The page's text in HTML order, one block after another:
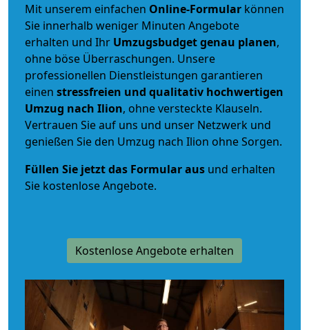
Mit unserem einfachen Online-Formular können
Sie innerhalb weniger Minuten Angebote
erhalten und Ihr Umzugsbudgetgenau planen,
ohne böse Überraschungen. Unsere
professionellen Dienstleistungen garantieren
einen stressfreien und qualitativ hochwertigen
Umzug nach Ilion, ohne versteckte Klauseln.
Vertrauen Sie auf uns und unser Netzwerk und
genießen Sie den Umzug nach Ilion ohne Sorgen.
Füllen Sie jetzt das Formular aus und erhalten
Sie kostenlose Angebote.
Kostenlose Angebote erhalten